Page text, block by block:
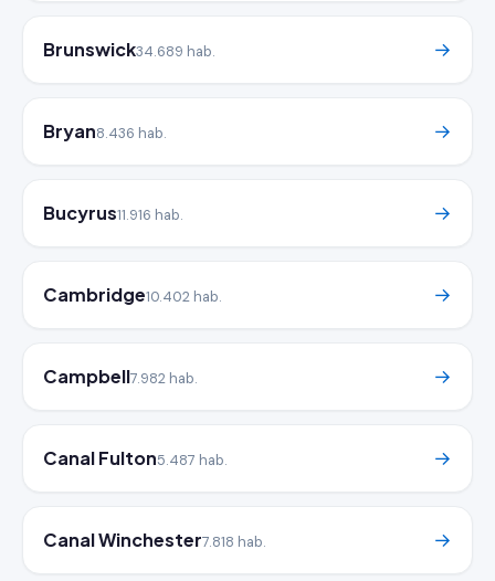
Brunswick34.689 hab. →
Bryan8.436 hab. →
Bucyrus11.916 hab. →
Cambridge10.402 hab. →
Campbell7.982 hab. →
Canal Fulton5.487 hab. →
Canal Winchester7.818 hab. →